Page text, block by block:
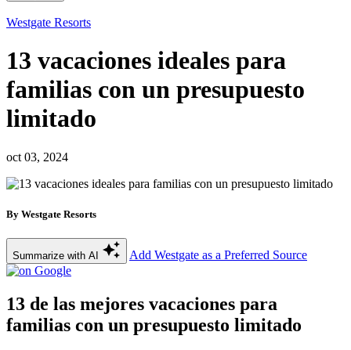
Westgate Resorts
13 vacaciones ideales para
familias con un presupuesto
limitado
oct 03, 2024
By Westgate Resorts
Summarize with AI Add Westgate as a Preferred Source
13 de las mejores vacaciones para
familias con un presupuesto limitado